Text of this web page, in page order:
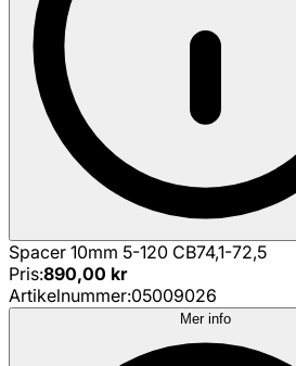
Spacer 10mm 5-120 CB74,1-72,5
Pris:890,00 kr
Artikelnummer:05009026
Mer info